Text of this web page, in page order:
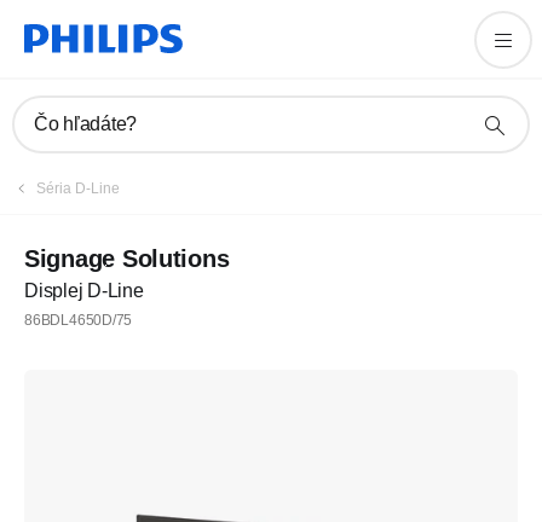
Čo hľadáte?
Séria D-Line
Signage Solutions
Displej D-Line
86BDL4650D/75